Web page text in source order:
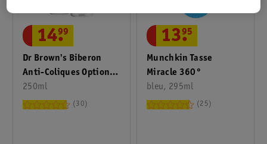
Dr Brown's Biberon
Anti-Coliques Options+
À Col Étroit
250ml
14.
99
30
Munchkin Tasse
Miracle 360°
bleu, 295ml
13.
95
25